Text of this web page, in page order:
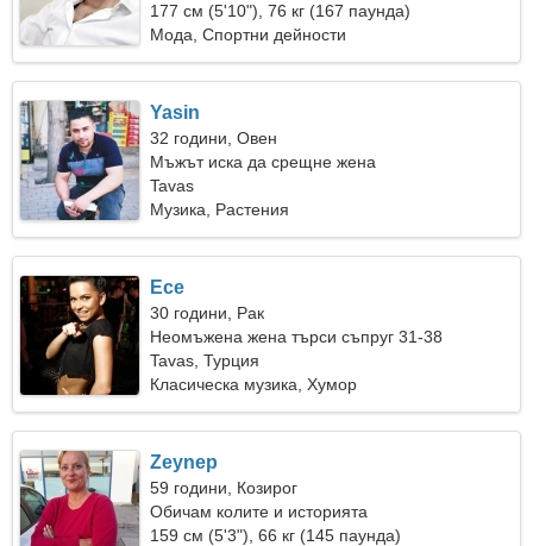
177 см (5'10"), 76 кг (167 паунда)
Мода, Спортни дейности
Yasin
32 години, Овен
Мъжът иска да срещне жена
Tavas
Музика, Растения
Ece
30 години, Рак
Неомъжена жена търси съпруг 31-38
Tavas, Турция
Класическа музика, Хумор
Zeynep
59 години, Козирог
Обичам колите и историята
159 см (5'3"), 66 кг (145 паунда)